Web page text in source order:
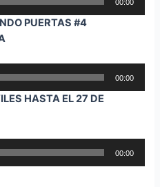
00:00
PUERTAS #4
00:00
HASTA EL 27 DE
00:00